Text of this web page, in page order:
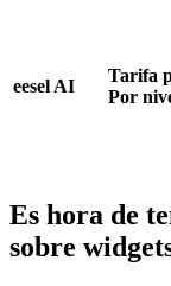
eesel AI
Tarifa
Por
Es hora de
sobre